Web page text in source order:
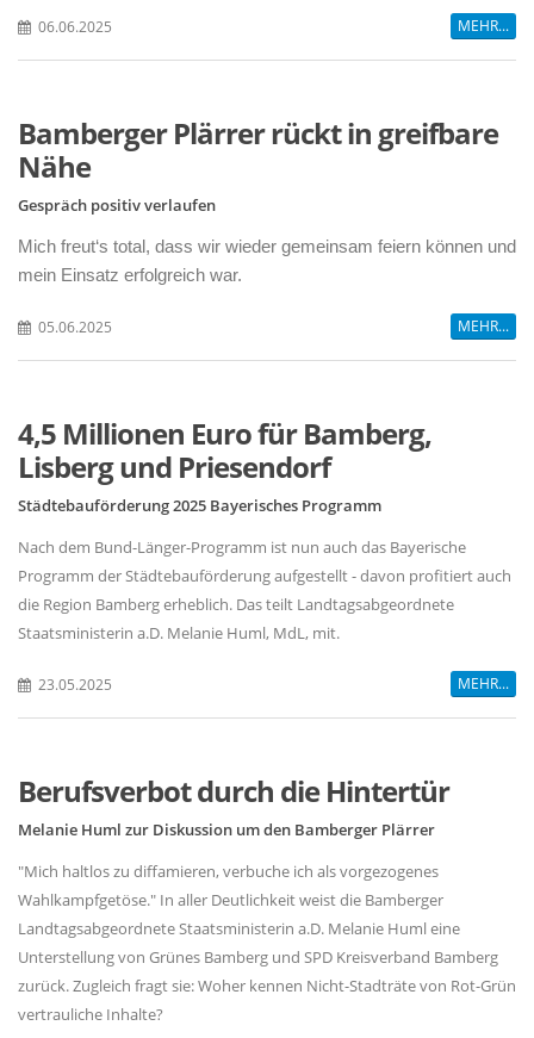
06.06.2025 MEHR...
Bamberger Plärrer rückt in greifbare
Nähe
Gespräch positiv verlaufen
Mich freut‘s total, dass wir wieder gemeinsam feiern können und
mein Einsatz erfolgreich war.
05.06.2025 MEHR...
4,5 Millionen Euro für Bamberg,
Lisberg und Priesendorf
Städtebauförderung 2025 Bayerisches Programm
Nach dem Bund-Länger-Programm ist nun auch das Bayerische
Programm der Städtebauförderung aufgestellt - davon profitiert auch
die Region Bamberg erheblich. Das teilt Landtagsabgeordnete
Staatsministerin a.D. Melanie Huml, MdL, mit.
23.05.2025 MEHR...
Berufsverbot durch die Hintertür
Melanie Huml zur Diskussion um den Bamberger Plärrer
"Mich haltlos zu diffamieren, verbuche ich als vorgezogenes
Wahlkampfgetöse." In aller Deutlichkeit weist die Bamberger
Landtagsabgeordnete Staatsministerin a.D. Melanie Huml eine
Unterstellung von Grünes Bamberg und SPD Kreisverband Bamberg
zurück. Zugleich fragt sie: Woher kennen Nicht-Stadträte von Rot-Grün
vertrauliche Inhalte?